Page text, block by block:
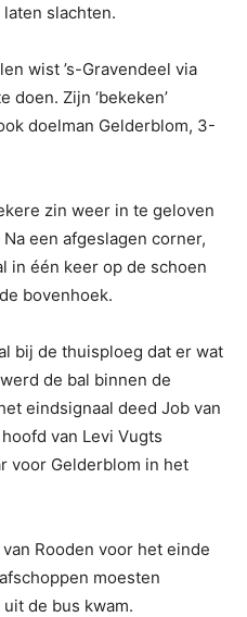
slachten.
wist ’s-Gravendeel via
doen. Zijn ‘bekeken’
doelman Gelderblom, 3-
zin weer in te geloven
een afgeslagen corner,
in één keer op de schoen
bovenhoek.
bij de thuisploeg dat er wat
de bal binnen de
eindsignaal deed Job van
van Levi Vugts
voor Gelderblom in het
Rooden voor het einde
moesten
de bus kwam.